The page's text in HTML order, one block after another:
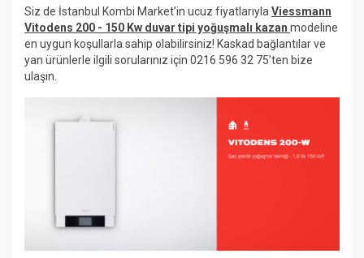
Siz de İstanbul Kombi Market’in ucuz fiyatlarıyla Viessmann
Vitodens 200 - 150 Kw duvar tipi yoğuşmalı kazan modeline
en uygun koşullarla sahip olabilirsiniz! Kaskad bağlantılar ve
yan ürünlerle ilgili sorularınız için 0216 596 32 75’ten bize
ulaşın.